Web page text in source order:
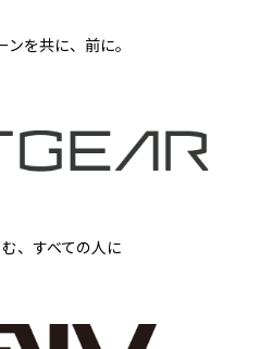
ンを共に、前に。
、すべての人に